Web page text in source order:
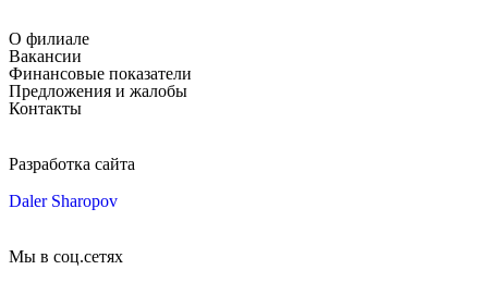
О филиале
Вакансии
Финансовые показатели
Предложения и жалобы
Контакты
Разработка сайта
Daler Sharopov
Мы в соц.сетях